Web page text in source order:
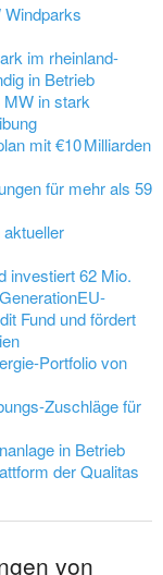
im rheinland-
in Betrieb
in stark
mit €10 Milliarden
für mehr als 59
investiert 62 Mio.
Fund und fördert
Portfolio von
Zuschläge für
in Betrieb
der Qualitas
von